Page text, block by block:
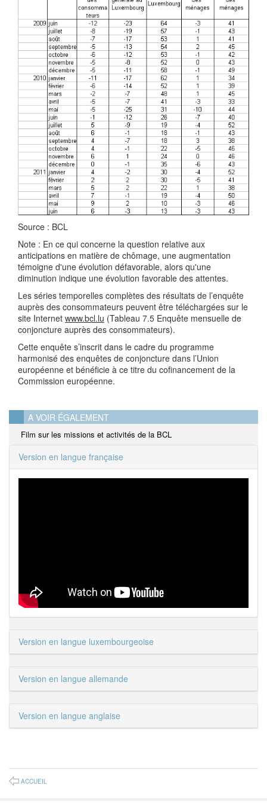
Source : BCL
Note : En ce qui concerne la question relative aux
anticipations en matière de chômage, une augmentation
témoigne d'une évolution défavorable, alors qu'une
diminution indique une évolution favorable des attentes.
Les séries temporelles complètes des résultats de l’enquête
auprès des consommateurs peuvent être téléchargées sur le
site Internet www.bcl.lu (Tableau 7.5 Enquête mensuelle de
conjoncture auprès des consommateurs).
Cette enquête s’inscrit dans le cadre du programme
harmonisé des enquêtes de conjoncture dans l’Union
européenne et bénéficie à ce titre du cofinancement de la
Commission européenne.
A VOIR ÉGALEMENT
Film sur les missions et activités de la BCL
Version en langue française
Version en langue luxembourgeoise
Version en langue allemande
Version en langue anglaise
ACCUEIL